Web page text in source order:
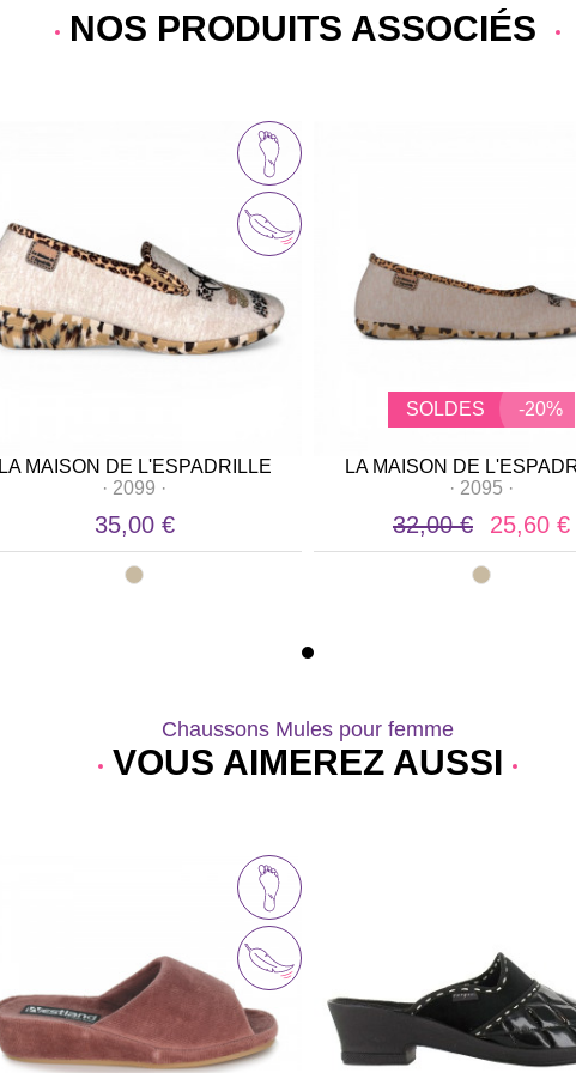
NOS PRODUITS ASSOCIÉS
LA MAISON DE L'ESPADRILLE
· 2099 ·
35,00 €
SOLDES -20%
LA MAISON DE
· 2095 ·
32,00 € 25,60 €
Chaussons Mules pour femme
VOUS AIMEREZ AUSSI